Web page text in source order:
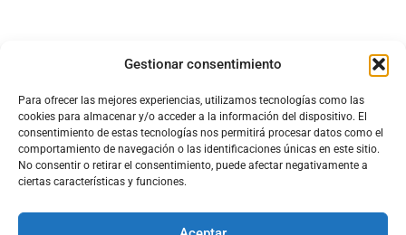
Gestionar consentimiento
Para ofrecer las mejores experiencias, utilizamos tecnologías como las
cookies para almacenar y/o acceder a la información del dispositivo. El
consentimiento de estas tecnologías nos permitirá procesar datos como el
comportamiento de navegación o las identificaciones únicas en este sitio.
No consentir o retirar el consentimiento, puede afectar negativamente a
ciertas características y funciones.